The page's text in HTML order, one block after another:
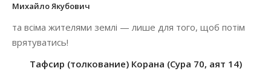
Михайло Якубович
та всіма жителями землі — лише для того, щоб потім
врятуватись!
Тафсир (толкование) Корана (Сура 70, аят 14)